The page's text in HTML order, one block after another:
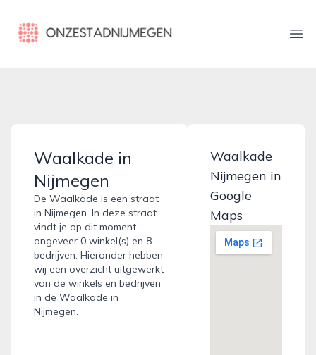
onzestadnijmegen.nl
Waalkade in
Nijmegen
De Waalkade is een straat
in Nijmegen. In deze straat
vindt je op dit moment
ongeveer 0 winkel(s) en 8
bedrijven. Hieronder hebben
wij een overzicht uitgewerkt
van de winkels en bedrijven
in de Waalkade in
Nijmegen.
Waalkade
Nijmegen in
Google
Maps